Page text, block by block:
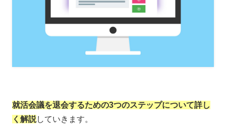
就活会議を退会するための3つのステップについて詳し
く解説していきます。